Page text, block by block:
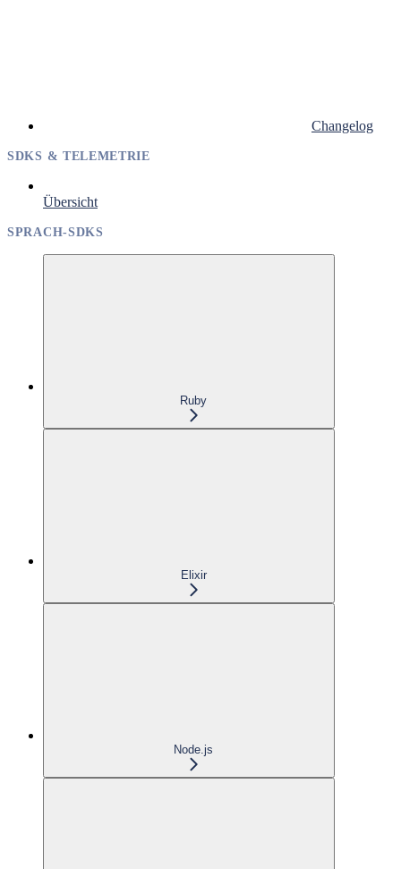
Changelog
SDKS & TELEMETRIE
Übersicht
SPRACH-SDKS
Ruby
Elixir
Node.js